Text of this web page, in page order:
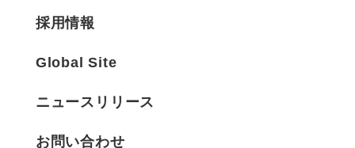
採用情報
Global Site
ニュースリリース
お問い合わせ